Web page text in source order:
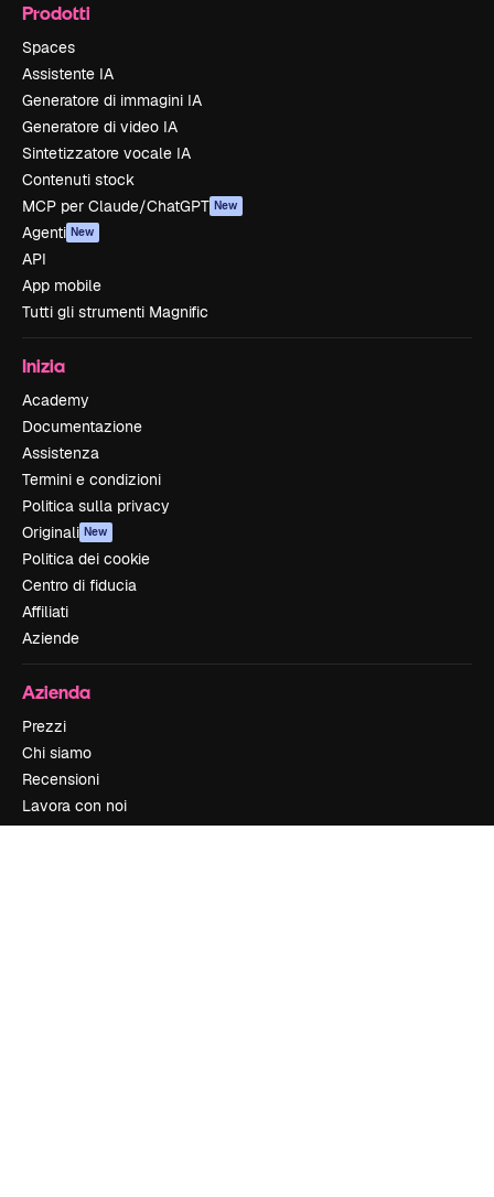
Prodotti
Spaces
Assistente IA
Generatore di immagini IA
Generatore di video IA
Sintetizzatore vocale IA
Contenuti stock
MCP per Claude/ChatGPT New
Agenti New
API
App mobile
Tutti gli strumenti Magnific
Inizia
Academy
Documentazione
Assistenza
Termini e condizioni
Politica sulla privacy
Originali New
Politica dei cookie
Centro di fiducia
Affiliati
Aziende
Azienda
Prezzi
Chi siamo
Recensioni
Lavora con noi
Cerca tendenze